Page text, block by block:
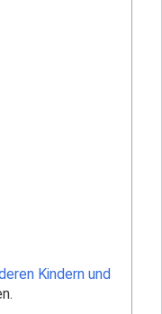
Kindern und